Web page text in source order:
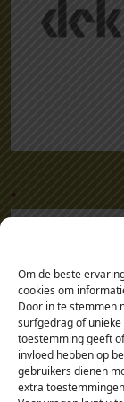
Om de beste
cookies om
Door in te stemmen
surfgedrag of
toestemming geeft
invloed hebben op
gebruikers dienen
extra
.